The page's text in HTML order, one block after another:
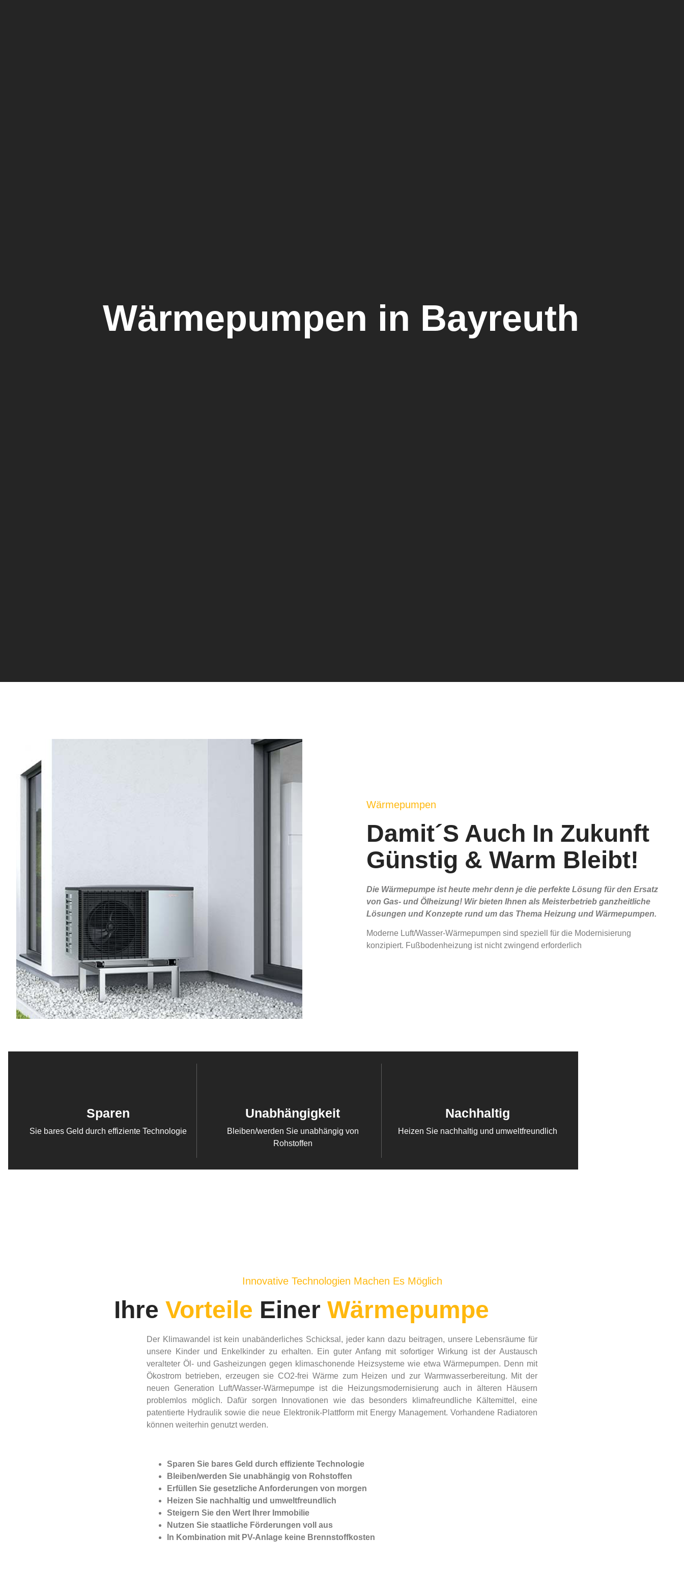
Wärmepumpen in Bayreuth
Wärmepumpen
Damit´s Auch In Zukunft
Günstig & Warm Bleibt!
Die Wärmepumpe ist heute mehr denn je die perfekte Lösung für den Ersatz
von Gas- und Ölheizung! Wir bieten Ihnen als Meisterbetrieb ganzheitliche
Lösungen und Konzepte rund um das Thema Heizung und Wärmepumpen.
Moderne Luft/Wasser-Wärmepumpen sind speziell für die Modernisierung
konzipiert. Fußbodenheizung ist nicht zwingend erforderlich
Sparen
Sie bares Geld durch effiziente Technologie
Unabhängigkeit
Bleiben/werden Sie unabhängig von
Rohstoffen
Nachhaltig
Heizen Sie nachhaltig und umweltfreundlich
Innovative Technologien Machen Es Möglich
Ihre Vorteile Einer Wärmepumpe
Der Klimawandel ist kein unabänderliches Schicksal, jeder kann dazu beitragen, unsere Lebensräume für
unsere Kinder und Enkelkinder zu erhalten. Ein guter Anfang mit sofortiger Wirkung ist der Austausch
veralteter Öl- und Gasheizungen gegen klimaschonende Heizsysteme wie etwa Wärmepumpen. Denn mit
Ökostrom betrieben, erzeugen sie CO2-frei Wärme zum Heizen und zur Warmwasserbereitung. Mit der
neuen Generation Luft/Wasser-Wärmepumpe ist die Heizungsmodernisierung auch in älteren Häusern
problemlos möglich. Dafür sorgen Innovationen wie das besonders klimafreundliche Kältemittel, eine
patentierte Hydraulik sowie die neue Elektronik-Plattform mit Energy Management. Vorhandene Radiatoren
können weiterhin genutzt werden.
Sparen Sie bares Geld durch effiziente Technologie
Bleiben/werden Sie unabhängig von Rohstoffen
Erfüllen Sie gesetzliche Anforderungen von morgen
Heizen Sie nachhaltig und umweltfreundlich
Steigern Sie den Wert Ihrer Immobilie
Nutzen Sie staatliche Förderungen voll aus
In Kombination mit PV-Anlage keine Brennstoffkosten